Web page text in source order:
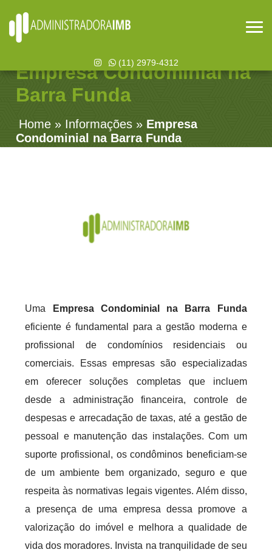
(11) 2979-4312
Empresa Condominial na
Barra Funda
Home » Informações » Empresa
Condominial na Barra Funda
Uma
Empresa Condominial na Barra Funda
eficiente é fundamental para a gestão moderna e
profissional de condomínios residenciais ou
comerciais. Essas empresas são especializadas
em oferecer soluções completas que incluem
desde a administração financeira, controle de
despesas e arrecadação de taxas, até a gestão de
pessoal e manutenção das instalações. Com um
suporte profissional, os condôminos beneficiam-se
de um ambiente bem organizado, seguro e que
respeita às normativas legais vigentes. Além disso,
a presença de uma empresa dessa promove a
valorização do imóvel e melhora a qualidade de
vida dos moradores. Invista na tranquilidade de seu